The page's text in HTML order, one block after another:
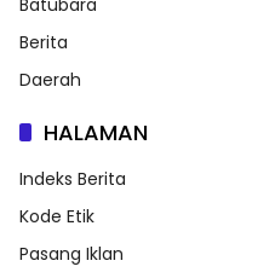
Batubara
Berita
Daerah
HALAMAN
Indeks Berita
Kode Etik
Pasang Iklan